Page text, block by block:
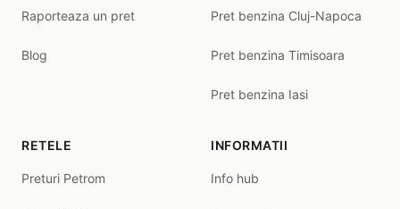
Raporteaza un pret
Blog
Pret benzina Cluj-Napoca
Pret benzina Timisoara
Pret benzina Iasi
RETELE
Preturi Petrom
INFORMATII
Info hub